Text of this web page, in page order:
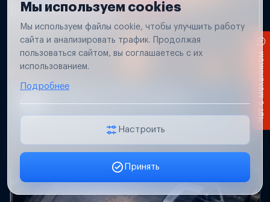
Проверим проводку и разъемы, восстановим
освещение прицепа.
Мы используем cookies
Мы используем файлы cookie, чтобы улучшить работу
сайта и анализировать трафик. Продолжая
пользоваться сайтом, вы соглашаетесь с их
использованием.
Подробнее
Настроить
Принять
Заявка онлайн
Чат с механиком